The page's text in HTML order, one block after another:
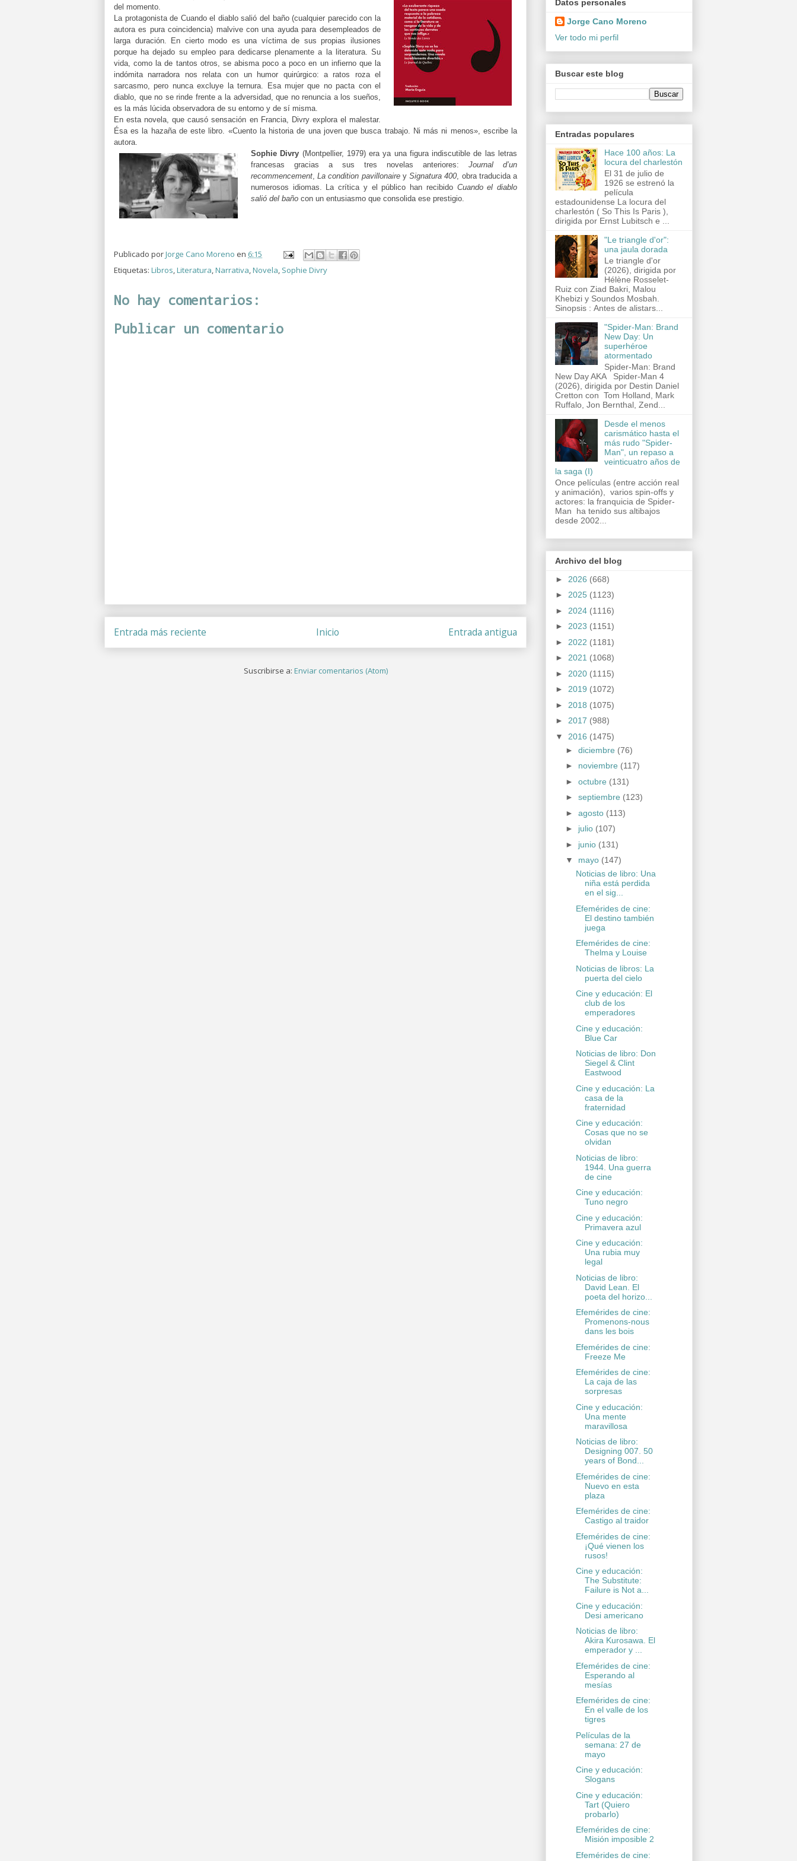
del momento.
La protagonista de Cuando el diablo salió del baño (cualquier parecido con la
autora es pura coincidencia) malvive con una ayuda para desempleados de
larga duración. En cierto modo es una víctima de sus propias ilusiones
porque ha dejado su empleo para dedicarse plenamente a la literatura. Su
vida, como la de tantos otros, se abisma poco a poco en un infierno que la
indómita narradora nos relata con un humor quirúrgico: a ratos roza el
sarcasmo, pero nunca excluye la ternura. Esa mujer que no pacta con el
diablo, que no se rinde frente a la adversidad, que no renuncia a los sueños,
es la más lúcida observadora de su entorno y de sí misma.
En esta novela, que causó sensación en Francia, Divry explora el malestar.
Ésa es la hazaña de este libro. «Cuento la historia de una joven que busca trabajo. Ni más ni menos», escribe la
autora.
Sophie Divry (Montpellier, 1979) era ya una figura indiscutible de las letras
francesas gracias a sus tres novelas anteriores: Journal d’un
recommencement ,La condition pavillonaireySignatura 400 , obra traducida a
numerosos idiomas. La crítica y el público han recibido Cuando el diablo
salió del baño con un entusiasmo que consolida ese prestigio.
Publicado porJorge Cano Moreno en 6:15
Etiquetas: Libros,Literatura,Narrativa,Novela, Sophie Divry
No hay comentarios:
Publicar un comentario
Entrada más reciente Entrada antigua
Inicio
Suscribirse a: Enviar comentarios (Atom)
Datos personales
Jorge Cano Moreno
Ver todo mi perfil
Buscar este blog
Entradas populares
Hace 100 años: La
locura del charlestón
El 31 de julio de
1926 se estrenó la
película
estadounidense La locura del
charlestón ( So This Is Paris ),
dirigida por Ernst Lubitsch e ...
"Le triangle d'or":
una jaula dorada
Le triangle d'or
(2026), dirigida por
Hélène Rosselet-
Ruiz con Ziad Bakri, Malou
Khebizi y Soundos Mosbah.
Sinopsis : Antes de alistars...
"Spider-Man: Brand
New Day: Un
superhéroe
atormentado
Spider-Man: Brand
New Day AKA Spider-Man 4
(2026), dirigida por Destin Daniel
Cretton con Tom Holland, Mark
Ruffalo, Jon Bernthal, Zend...
Desde el menos
carismático hasta el
más rudo "Spider-
Man", un repaso a
veinticuatro años de
la saga (I)
Once películas (entre acción real
y animación), varios spin-offs y
actores: la franquicia de Spider-
Man ha tenido sus altibajos
desde 2002...
Archivo del blog
► 2026 (668)
► 2025 (1123)
► 2024 (1116)
► 2023 (1151)
► 2022 (1181)
► 2021 (1068)
► 2020 (1115)
► 2019 (1072)
► 2018 (1075)
► 2017 (988)
▼ 2016 (1475)
► diciembre (76)
► noviembre (117)
► octubre (131)
► septiembre (123)
► agosto (113)
► julio (107)
► junio (131)
▼ mayo (147)
Noticias de libro: Una
niña está perdida
en el sig...
Efemérides de cine:
El destino también
juega
Efemérides de cine:
Thelma y Louise
Noticias de libros: La
puerta del cielo
Cine y educación: El
club de los
emperadores
Cine y educación:
Blue Car
Noticias de libro: Don
Siegel & Clint
Eastwood
Cine y educación: La
casa de la
fraternidad
Cine y educación:
Cosas que no se
olvidan
Noticias de libro:
1944. Una guerra
de cine
Cine y educación:
Tuno negro
Cine y educación:
Primavera azul
Cine y educación:
Una rubia muy
legal
Noticias de libro:
David Lean. El
poeta del horizo...
Efemérides de cine:
Promenons-nous
dans les bois
Efemérides de cine:
Freeze Me
Efemérides de cine:
La caja de las
sorpresas
Cine y educación:
Una mente
maravillosa
Noticias de libro:
Designing 007. 50
years of Bond...
Efemérides de cine:
Nuevo en esta
plaza
Efemérides de cine:
Castigo al traidor
Efemérides de cine:
¡Qué vienen los
rusos!
Cine y educación:
The Substitute:
Failure is Not a...
Cine y educación:
Desi americano
Noticias de libro:
Akira Kurosawa. El
emperador y ...
Efemérides de cine:
Esperando al
mesías
Efemérides de cine:
En el valle de los
tigres
Películas de la
semana: 27 de
mayo
Cine y educación:
Slogans
Cine y educación:
Tart (Quiero
probarlo)
Efemérides de cine:
Misión imposible 2
Efemérides de cine: